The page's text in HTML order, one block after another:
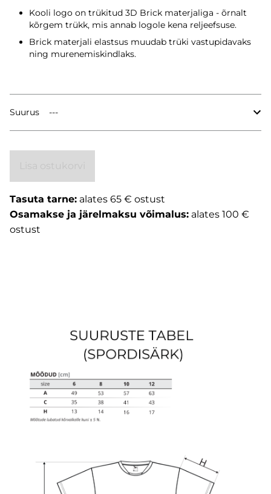
Kooli logo on trükitud 3D Brick materjaliga - õrnalt
kõrgem trükk, mis annab logole kena reljeefsuse.
Brick materjali elastsus muudab trüki vastupidavaks
ning murenemiskindlaks.
Suurus
Tasuta tarne: alates 65 € ostust
Osamakse ja järelmaksu võimalus: alates 100 €
ostust